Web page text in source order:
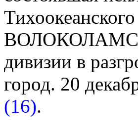
ВОЛОКОЛАМСК
дивизии в
город. 20
(16).